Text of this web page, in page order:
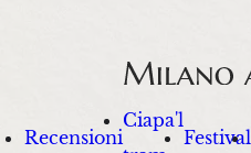
Recensioni
Ciapa'l
Festival